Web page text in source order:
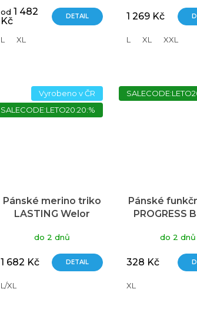
produktu
je
5,0
z
od 1 482
Kč
DETAIL
L XL
1 269 Kč
L XL XXL
Vyrobeno v ČR
SALECODE:LETO20:20:%
Pánské merino triko
LASTING Welor
do 2 dnů
1 682 Kč DETAIL
L/XL
Pánské
PROGRESS
do 2 dnů
328 Kč
XL